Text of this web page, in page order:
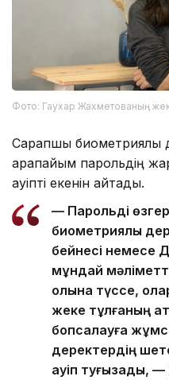
Фото: Гаухар Жахметованың
Сарапшы биометриялық
қарапайым парольдің
қауіпті екенін айтады.
— Парольді
биометриялық
бейнесі немесе
мұндай
қолына түссе,
жеке тұлғаның
бопсалауға
деректердің
қауіп туғызады,